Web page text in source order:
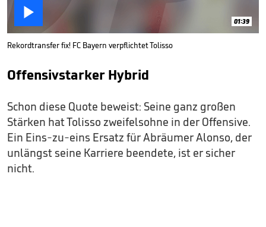
 01:39
Rekordtransfer fix! FC Bayern verpflichtet Tolisso
Offensivstarker Hybrid
Schon diese Quote beweist: Seine ganz großen
Stärken hat Tolisso zweifelsohne in der Offensive.
Ein Eins-zu-eins Ersatz für Abräumer Alonso, der
unlängst seine Karriere beendete, ist er sicher
nicht.